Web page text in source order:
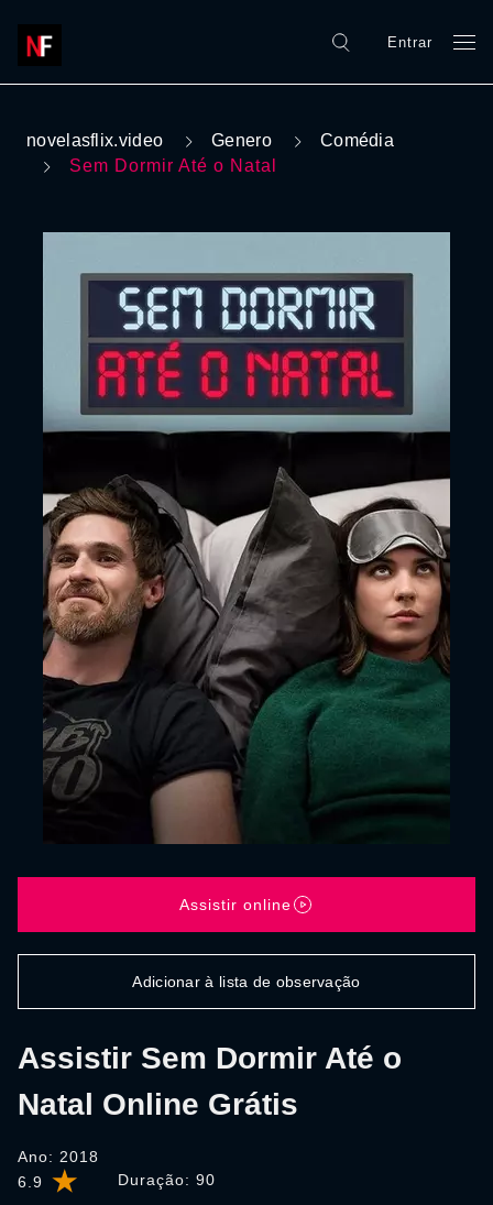
Entrar
novelasflix.video Genero
Comédia
Sem Dormir Até o Natal
6.9 Duração: 90
Assistir Sem Dormir Até o
Natal Online Grátis
Ano: 2018
Assistir online
Adicionar à lista de observação